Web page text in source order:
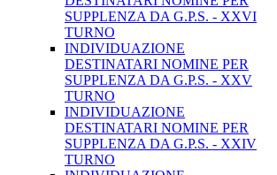
SUPPLENZA DA G.P.S. - XXVI
TURNO
INDIVIDUAZIONE
DESTINATARI NOMINE PER
SUPPLENZA DA G.P.S. - XXV
TURNO
INDIVIDUAZIONE
DESTINATARI NOMINE PER
SUPPLENZA DA G.P.S. - XXIV
TURNO